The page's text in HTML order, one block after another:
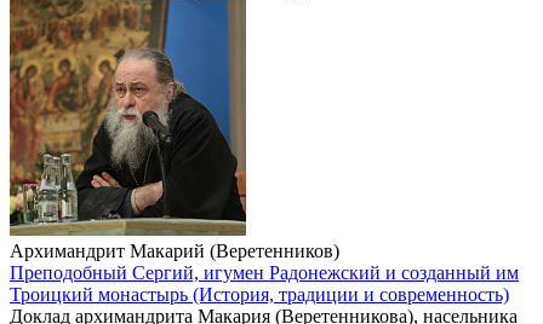
Архимандрит Макарий (Веретенников)
Преподобный Сергий, игумен Радонежский и созданный им
Троицкий монастырь (История, традиции и современность)
Доклад архимандрита Макария (Веретенникова), насельника